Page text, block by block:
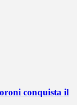
conquista il